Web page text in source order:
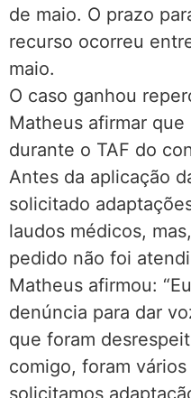
de maio. O prazo
recurso ocorreu
maio.
O caso ganhou
Matheus afirmar
durante o TAF do
Antes da aplicação
solicitado
laudos médicos,
pedido não foi
Matheus afirmou:
denúncia para dar
que foram
comigo, foram